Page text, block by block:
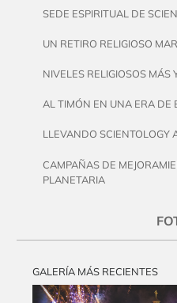
SEDE ESPIRITUAL DE
UN RETIRO RELIGIOSO
NIVELES RELIGIOSOS MÁS
AL TIMÓN EN UNA ERA DE
LLEVANDO SCIENTOLOGY
CAMPAÑAS DE
PLANETARIA
GALERÍA MÁS RECIENTES